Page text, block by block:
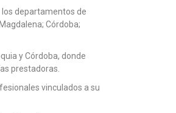
los departamentos de
Córdoba;
y Córdoba, donde
prestadoras.
vinculados a su